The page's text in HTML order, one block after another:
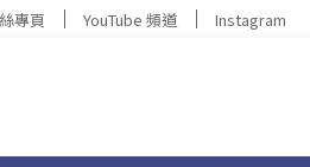
專頁 YouTube 頻道 Instagram